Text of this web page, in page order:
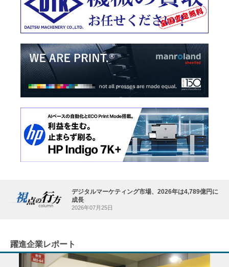
デジタルマーケティング市場、2026年は4,789億円に
成長
2026年07月25日
躍進企業レポート